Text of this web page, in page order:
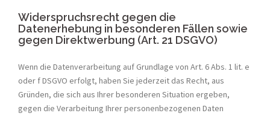
Widerspruchsrecht gegen die
Datenerhebung in besonderen Fällen sowie
gegen Direktwerbung (Art. 21 DSGVO)
Wenn die Datenverarbeitung auf Grundlage von Art. 6 Abs. 1 lit. e
oder f DSGVO erfolgt, haben Sie jederzeit das Recht, aus
Gründen, die sich aus Ihrer besonderen Situation ergeben,
gegen die Verarbeitung Ihrer personenbezogenen Daten